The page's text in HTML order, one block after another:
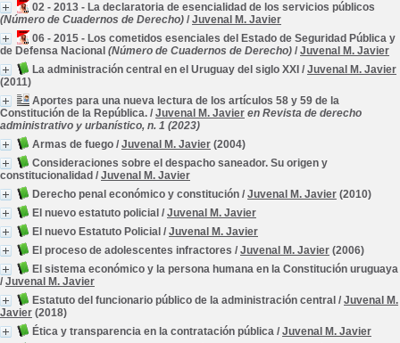
02 - 2013 - La declaratoria de esencialidad de los servicios públicos
(Número de Cuadernos de Derecho) / Juvenal M. Javier
06 - 2015 - Los cometidos esenciales del Estado de Seguridad Pública y
de Defensa Nacional (Número de Cuadernos de Derecho) / Juvenal M. Javier
La administración central en el Uruguay del siglo XXI / Juvenal M. Javier
(2011)
Aportes para una nueva lectura de los artículos 58 y 59 de la
Constitución de la República. / Juvenal M. Javier en Revista de derecho
administrativo y urbanístico, n. 1 (2023)
Armas de fuego / Juvenal M. Javier (2004)
Consideraciones sobre el despacho saneador. Su origen y
constitucionalidad / Juvenal M. Javier
Derecho penal económico y constitución / Juvenal M. Javier (2010)
El nuevo estatuto policial / Juvenal M. Javier
El nuevo Estatuto Policial / Juvenal M. Javier
El proceso de adolescentes infractores / Juvenal M. Javier (2006)
El sistema económico y la persona humana en la Constitución uruguaya
/ Juvenal M. Javier
Estatuto del funcionario público de la administración central / Juvenal M.
Javier (2018)
Ética y transparencia en la contratación pública / Juvenal M. Javier